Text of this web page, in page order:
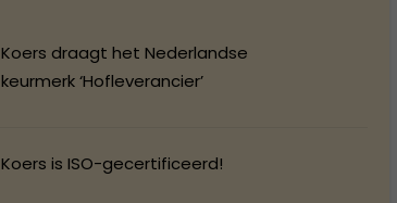
Koers draagt het Nederlandse
keurmerk ‘Hofleverancier’
Koers is ISO-gecertificeerd!